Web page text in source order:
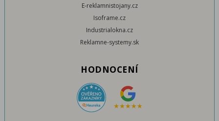
E-reklamnistojany.cz
Isoframe.cz
Industrialokna.cz
Reklamne-systemy.sk
HODNOCENÍ